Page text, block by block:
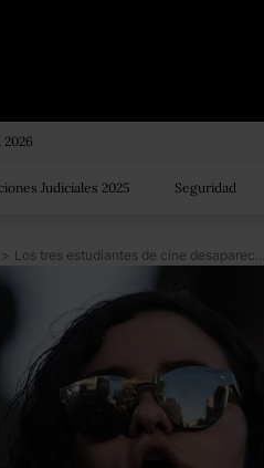
Judiciales 2025 Seguridad
> Los tres estudiantes de cine desaparecidos en Jalisco fueron asesinados: Fiscalía